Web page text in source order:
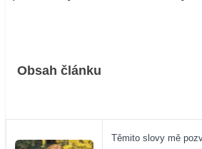
Obsah článku
Těmito slovy mě